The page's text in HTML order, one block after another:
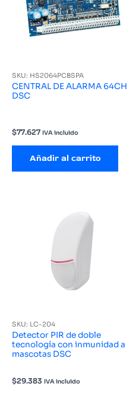
SKU: HS2064PCBSPA
CENTRAL DE ALARMA 64CH
DSC
$77.627 IVA incluido
Añadir al carrito
SKU: LC-204
Detector PIR de doble
tecnología con inmunidad a
mascotas DSC
$29.383 IVA incluido